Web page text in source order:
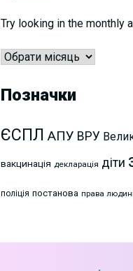
Try looking in the monthly
Архіви
Позначки
ЄСПЛ АПУ ВРУ
вакцинація декларація діти
поліція постанова права